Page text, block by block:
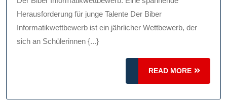
Herausforderung für junge Talente Der Biber
Informatikwettbewerb ist ein jährlicher Wettbewerb, der
sich an Schülerinnen {...}
READ MORE
READ
MORE